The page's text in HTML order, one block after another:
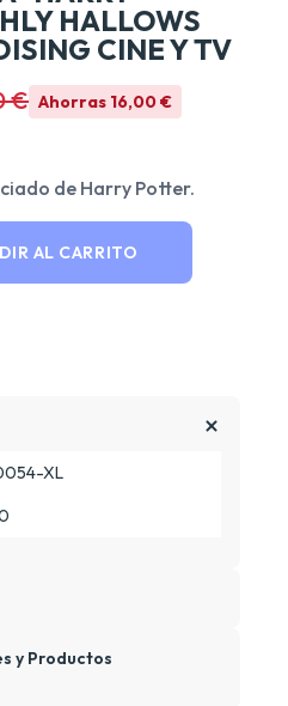
HALLOWS
CINE Y TV
€ Ahorras 16,00 €
de Harry Potter.
AL CARRITO
XL
y Productos